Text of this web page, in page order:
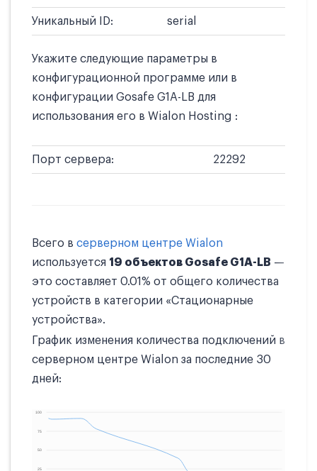
Уникальный ID: serial
Укажите следующие параметры в
конфигурационной программе или в
конфигурации Gosafe G1A-LB для
использования его в Wialon Hosting :
Порт сервера: 22292
Всего в серверном центре Wialon
используется 19 объектов Gosafe G1A-LB —
это составляет 0.01% от общего количества
устройств в категории «Стационарные
устройства».
График изменения количества подключений в
серверном центре Wialon за последние 30
дней: